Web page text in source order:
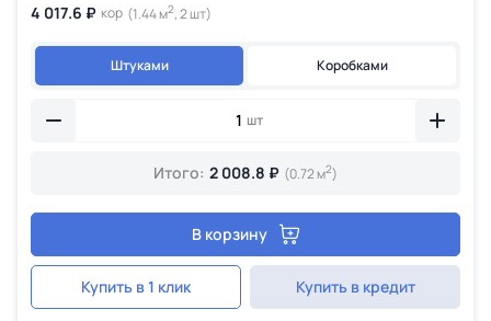
4 017.6 ₽ кор (1.44 м2, 2 шт)
Штуками Коробками
шт
Итого: 2 008.8 ₽ (0.72 м2)
В корзину
Купить в 1 клик Купить в кредит